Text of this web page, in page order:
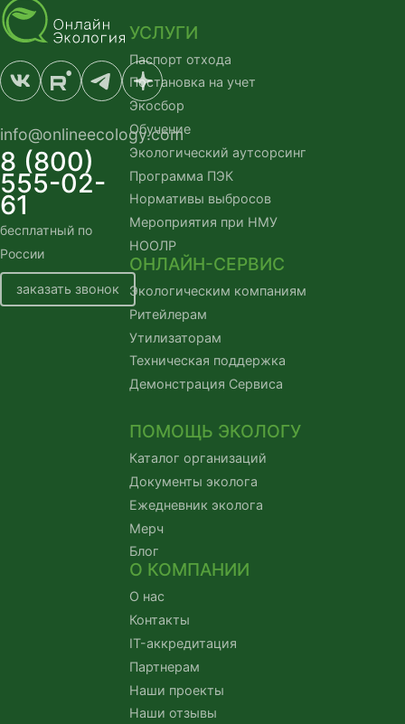
info@onlineecology.com
8 (800)
555-02-
61
бесплатный по
России
заказать звонок
УСЛУГИ
Паспорт отхода
Постановка на учет
Экосбор
Обучение
Экологический аутсорсинг
Программа ПЭК
Нормативы выбросов
Мероприятия при НМУ
НООЛР
ОНЛАЙН-СЕРВИС
Экологическим компаниям
Ритейлерам
Утилизаторам
Техническая поддержка
Демонстрация Сервиса
ПОМОЩЬ ЭКОЛОГУ
Каталог организаций
Документы эколога
Ежедневник эколога
Мерч
Блог
О КОМПАНИИ
О нас
Контакты
IT-аккредитация
Партнерам
Наши проекты
Наши отзывы